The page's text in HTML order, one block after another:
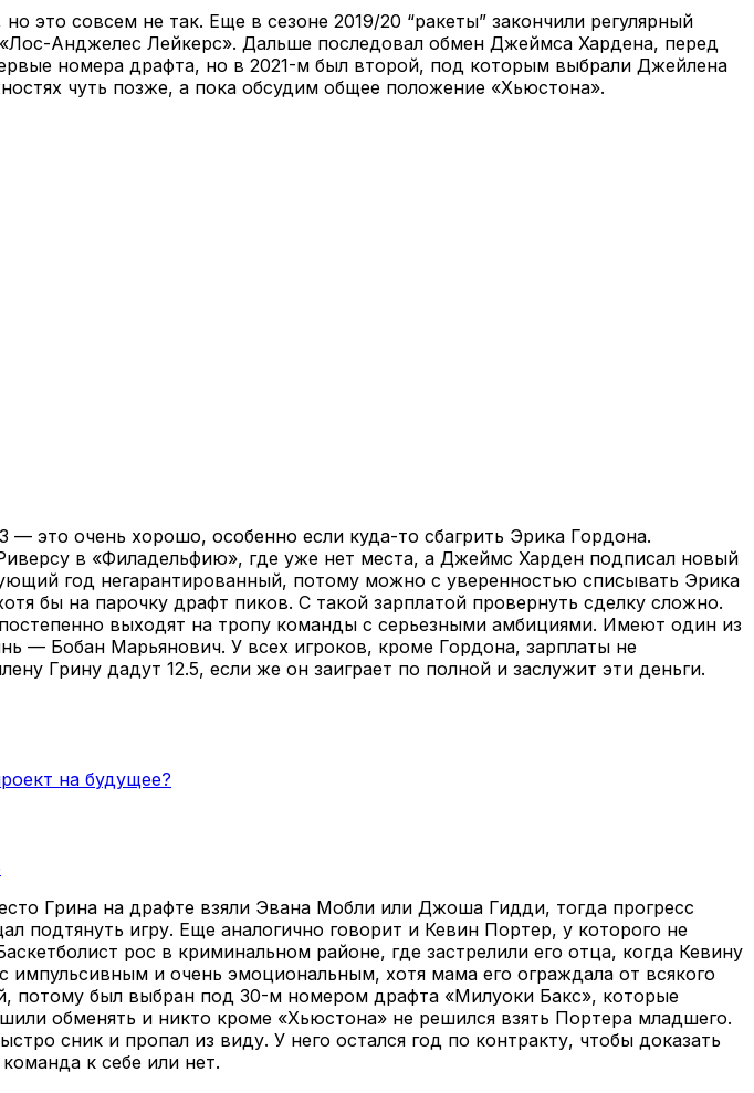
это совсем не так. Еще в сезоне 2019/20 “ракеты” закончили регулярный
Анджелес Лейкерс». Дальше последовал обмен Джеймса Хардена, перед
номера драфта, но в 2021-м был второй, под которым выбрали Джейлена
чуть позже, а пока обсудим общее положение «Хьюстона».
— это очень хорошо, особенно если куда-то сбагрить Эрика Гордона.
в «Филадельфию», где уже нет места, а Джеймс Харден подписал новый
год негарантированный, потому можно с уверенностью списывать Эрика
бы на парочку драфт пиков. С такой зарплатой провернуть сделку сложно.
выходят на тропу команды с серьезными амбициями. Имеют один из
— Бобан Марьянович. У всех игроков, кроме Гордона, зарплаты не
Грину дадут 12.5, если же он заиграет по полной и заслужит эти деньги.
на будущее?
Грина на драфте взяли Эвана Мобли или Джоша Гидди, тогда прогресс
подтянуть игру. Еще аналогично говорит и Кевин Портер, у которого не
рос в криминальном районе, где застрелили его отца, когда Кевину
и очень эмоциональным, хотя мама его ограждала от всякого
потому был выбран под 30-м номером драфта «Милуоки Бакс», которые
обменять и никто кроме «Хьюстона» не решился взять Портера младшего.
сник и пропал из виду. У него остался год по контракту, чтобы доказать
к себе или нет.